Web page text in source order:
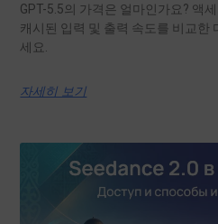
GPT-5.5의 가격은 얼마인가요? 액
캐시된 입력 및 출력 속도를 비교한
세요.
자세히 보기